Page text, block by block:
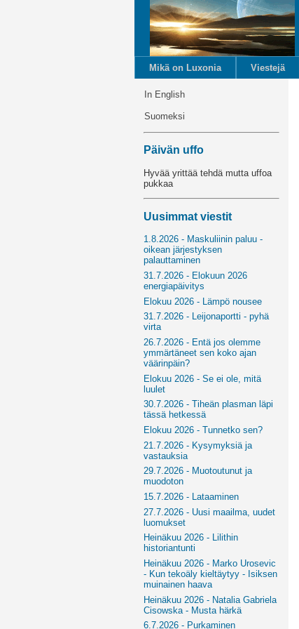
Mikä on Luxonia Viestejä
In English
Suomeksi
Päivän uffo
Hyvää yrittää tehdä mutta uffoa
pukkaa
Uusimmat viestit
1.8.2026 - Maskuliinin paluu -
oikean järjestyksen
palauttaminen
31.7.2026 - Elokuun 2026
energiapäivitys
Elokuu 2026 - Lämpö nousee
31.7.2026 - Leijonaportti - pyhä
virta
26.7.2026 - Entä jos olemme
ymmärtäneet sen koko ajan
väärinpäin?
Elokuu 2026 - Se ei ole, mitä
luulet
30.7.2026 - Tiheän plasman läpi
tässä hetkessä
Elokuu 2026 - Tunnetko sen?
21.7.2026 - Kysymyksiä ja
vastauksia
29.7.2026 - Muotoutunut ja
muodoton
15.7.2026 - Lataaminen
27.7.2026 - Uusi maailma, uudet
luomukset
Heinäkuu 2026 - Lilithin
historiantunti
Heinäkuu 2026 - Marko Urosevic
- Kun tekoäly kieltäytyy - Isiksen
muinainen haava
Heinäkuu 2026 - Natalia Gabriela
Cisowska - Musta härkä
6.7.2026 - Purkaminen